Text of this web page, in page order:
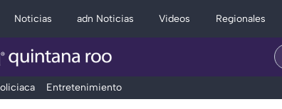
Noticias adn Noticias Videos Regionales
Entretenimiento